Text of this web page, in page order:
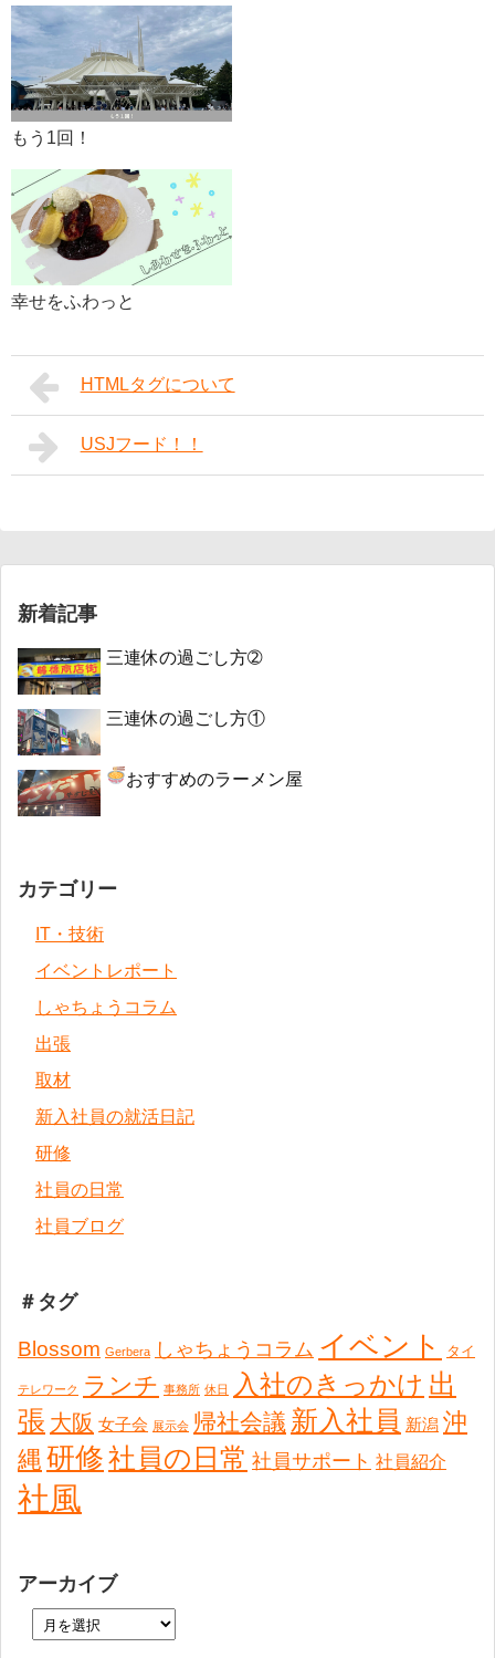
もう1回！
幸せをふわっと
HTMLタグについて
USJフード！！
新着記事
三連休の過ごし方➁
三連休の過ごし方①
おすすめのラーメン屋
カテゴリー
IT・技術
イベントレポート
しゃちょうコラム
出張
取材
新入社員の就活日記
研修
社員の日常
社員ブログ
＃タグ
Blossom Gerbera しゃちょうコラム イベント タイ
テレワーク ランチ 事務所 休日 入社のきっかけ 出
張 大阪 女子会 展示会 帰社会議 新入社員 新潟 沖
縄 研修社員の日常 社員サポート 社員紹介
社風
アーカイブ